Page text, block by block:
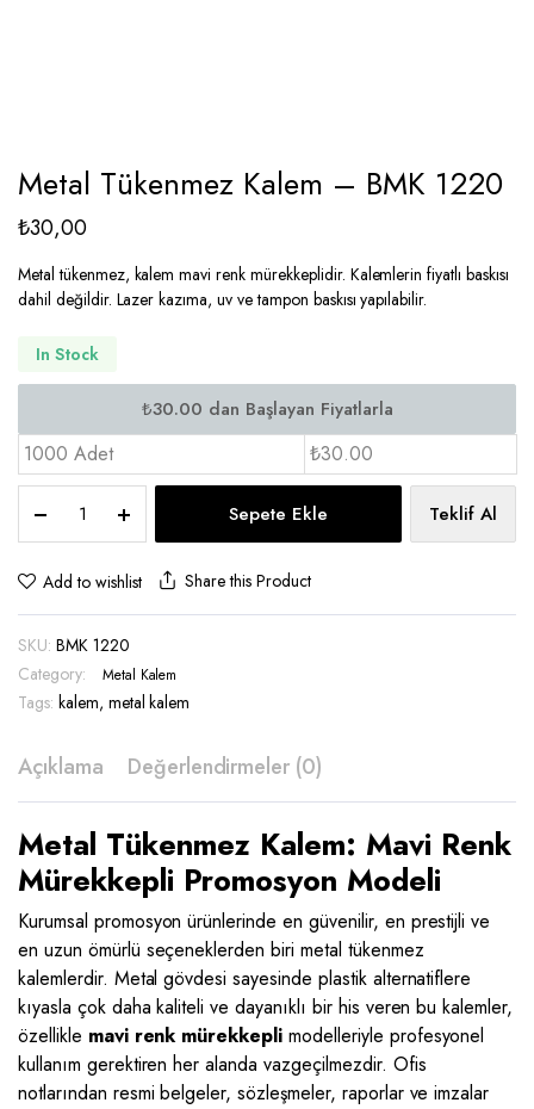
Metal Tükenmez Kalem – BMK 1220
₺30,00
Metal tükenmez, kalem mavi renk mürekkeplidir. Kalemlerin fiyatlı baskısı
dahil değildir. Lazer kazıma, uv ve tampon baskısı yapılabilir.
In Stock
1000 Adet ₺30.00
Tükenmez
Kalem
-
1220
quantity
Sepete Ekle Teklif Al
Add to wishlist Share this Product
SKU: BMK 1220
Category:
Metal Kalem
Tags: kalem, metal kalem
Açıklama Değerlendirmeler (0)
Metal Tükenmez Kalem: Mavi Renk
Mürekkepli Promosyon Modeli
Kurumsal promosyon ürünlerinde en güvenilir, en prestijli ve
en uzun ömürlü seçeneklerden biri metal tükenmez
kalemlerdir. Metal gövdesi sayesinde plastik alternatiflere
kıyasla çok daha kaliteli ve dayanıklı bir his veren bu kalemler,
özellikle mavi renk mürekkepli modelleriyle profesyonel
kullanım gerektiren her alanda vazgeçilmezdir. Ofis
notlarından resmi belgeler, sözleşmeler, raporlar ve imzalar